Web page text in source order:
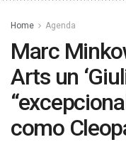
Home Agenda
Marc
Arts un
como